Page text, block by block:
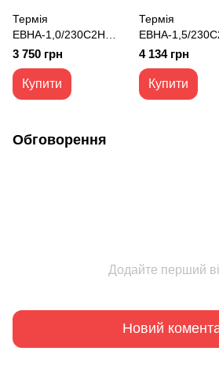
Термія
ЕВНА-1,0/230С2H
(мби) конвектор
електричний
ОПТІМА+ ED 1 кВт
3 750 грн
Купити
Термія
ЕВНА-1,5/
(мби) конвектор
електричний
ОПТІМА+
WiFi 1,5 кВт
4 134 грн
Купити
Обговорення
Додайте перший
Новий